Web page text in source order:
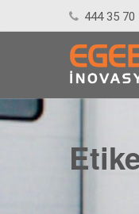
444 35 70